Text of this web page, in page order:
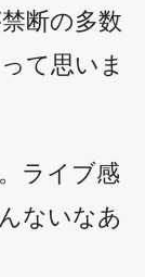
断の多数
て思いま
ライブ感
ないなあ